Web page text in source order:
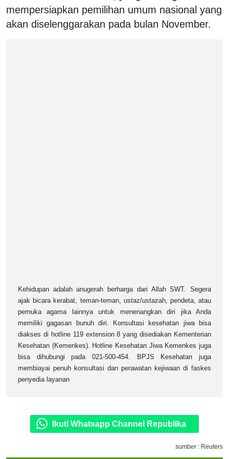
mempersiapkan pemilihan umum nasional yang
akan diselenggarakan pada bulan November.
Kehidupan adalah anugerah berharga dari Allah SWT. Segera
ajak bicara kerabat, teman-teman, ustaz/ustazah, pendeta, atau
pemuka agama lainnya untuk menenangkan diri jika Anda
memiliki gagasan bunuh diri. Konsultasi kesehatan jiwa bisa
diakses di hotline 119 extension 8 yang disediakan Kementerian
Kesehatan (Kemenkes). Hotline Kesehatan Jiwa Kemenkes juga
bisa dihubungi pada 021-500-454. BPJS Kesehatan juga
membiayai penuh konsultasi dan perawatan kejiwaan di faskes
penyedia layanan
Ikuti Whatsapp Channel Republika
sumber : Reuters